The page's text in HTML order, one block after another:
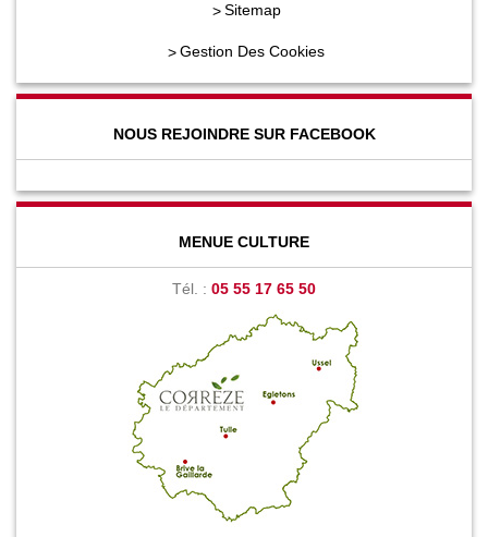
Sitemap
Gestion Des Cookies
NOUS REJOINDRE SUR FACEBOOK
MENUE CULTURE
Tél. : 05 55 17 65 50